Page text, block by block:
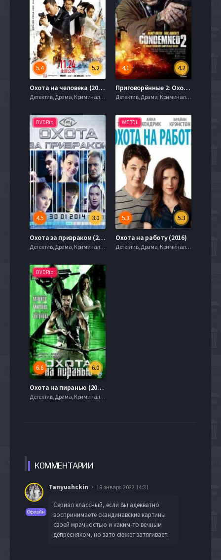
5.2
5.4
Охота на человека (2017)
Детектив, Драма, Криминал, serial.mob
4.2
4.1
Приговорённые 2: Охота в пустыне (2015)
Детектив, Драма, Криминал, serial.mob
DVDRip
3.0
4.5
Охота за призраком (2014)
Детектив, Драма, Криминал, serial.mob
WEBDL
5.3
5.3
Охота на работу (2016)
Детектив, Драма, Криминал, serial.mob
DVDRip
6.0
6.6
Охота на пиранью (2006)
Детектив, Драма, Криминал, serial.mob
КОММЕНТАРИИ
Офлайн
Tanyushckin 18 января 2022 14:31
Сериал классный, если Вы адекватно
воспринимаете скандинавские картины
своей мрачностью и каким-то вечным
депресняком, но зато сюжет затягивает.